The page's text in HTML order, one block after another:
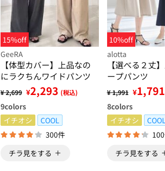
15%off
GeeRA
【体型カバー】上品なの
にラクちんワイドパンツ
¥ 2,699 ¥2,293 (税込)
9colors
イチオシ
COOL
300件
チラ見をする
10%off
alotta
【選べる２丈
ープパンツ
¥ 1,991 ¥1,791
8colors
イチオシ
COOL
チラ見をする